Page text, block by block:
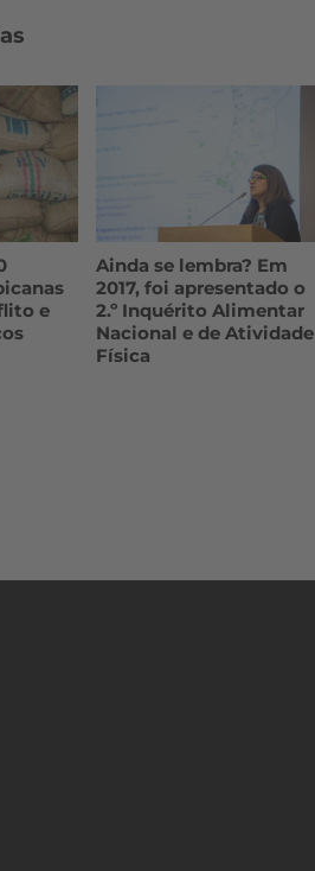
e
Ainda se lembra? Em
2017, foi apresentado o
2.º Inquérito Alimentar
Nacional e de Atividade
Física